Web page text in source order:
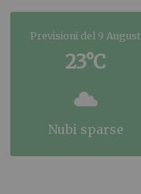
Previsioni del 9 August
23°C
nubi sparse